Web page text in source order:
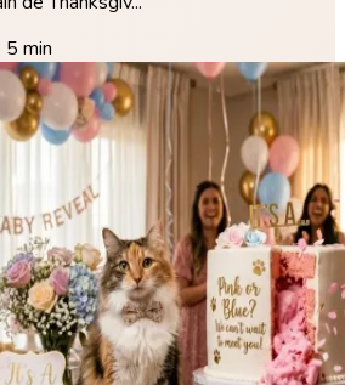
5 min